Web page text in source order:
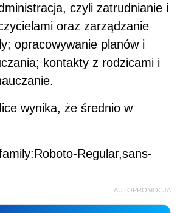
czyli zatrudnianie i
oraz zarządzanie
opracowywanie planów i
kontakty z rodzicami i
wynika, że średnio w
Regular,sans-
AUTOPROMOCJA